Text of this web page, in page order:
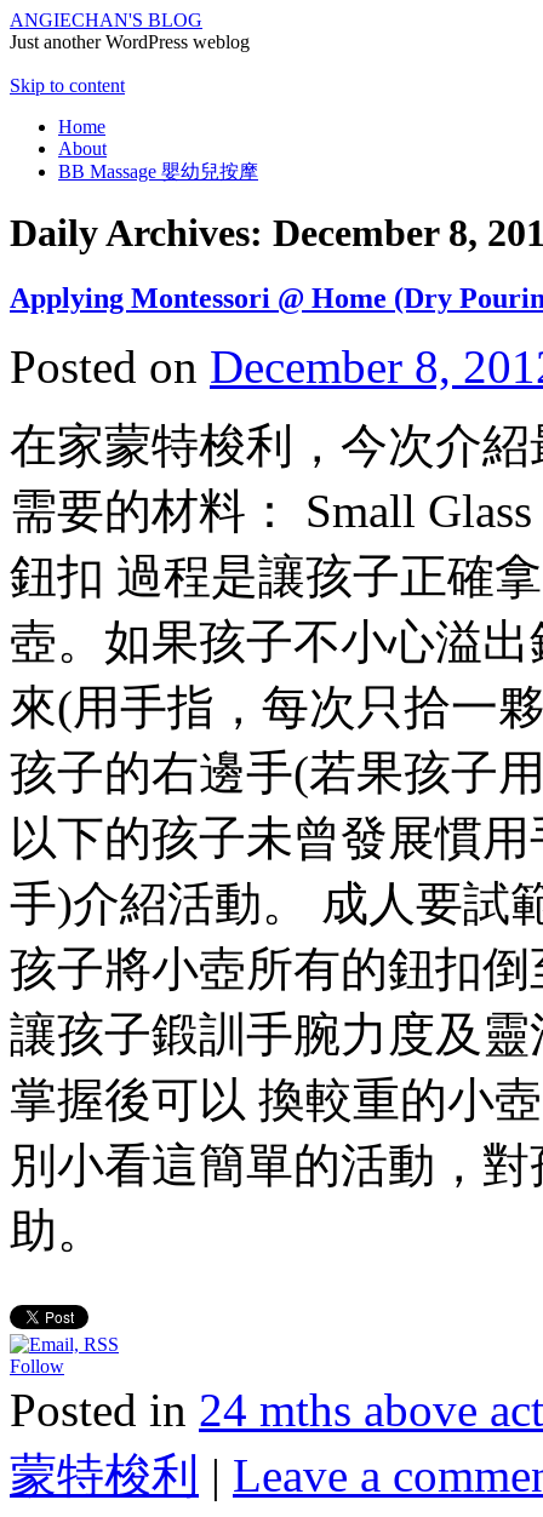
ANGIECHAN'S BLOG
Just another WordPress weblog
Skip to content
Home
About
BB Massage 嬰幼兒按摩
Daily Archives: December 8,
Applying Montessori @ Home (Dry
Posted on December 8,
在家蒙特梭利，今次介
需要的材料： Small
鈕扣 過程是讓孩子正確
壺。如果孩子不小心溢
來(用手指，每次只拾一
孩子的右邊手(若果孩子
以下的孩子未曾發展慣
手)介紹活動。 成人要試
孩子將小壺所有的鈕扣
讓孩子鍛訓手腕力度及
掌握後可以 換較重的小
別小看這簡單的活動，
助。
Follow
Posted in 24 mths above
蒙特梭利 | Leave a